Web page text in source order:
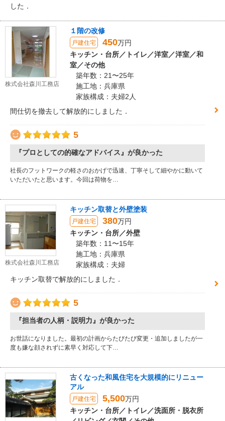
した．
株式会社森川工務店
１階の改修
戸建住宅 450万円
キッチン・台所／トイレ／洋室／洋室／和
室／その他
築年数：21〜25年
施工地：兵庫県
家族構成：夫婦2人
間仕切を撤去して解放的にしました．
5
『プロとしての的確なアドバイス』が良かった
社長のフットワークの軽さのおかげで迅速、丁寧そして細やかに動いて
いただいたと思います。今回は荷物を…
株式会社森川工務店
キッチン取替と外壁塗装
戸建住宅 380万円
キッチン・台所／外壁
築年数：11〜15年
施工地：兵庫県
家族構成：夫婦
キッチン取替で解放的にしました．
5
『担当者の人柄・説明力』が良かった
お世話になりました。最初の計画からたびたび変更・追加しましたが一
度も嫌な顔されずに素早く対応して下…
古くなった和風住宅を大規模的にリニュー
アル
戸建住宅 5,500万円
キッチン・台所／トイレ／洗面所・脱衣所